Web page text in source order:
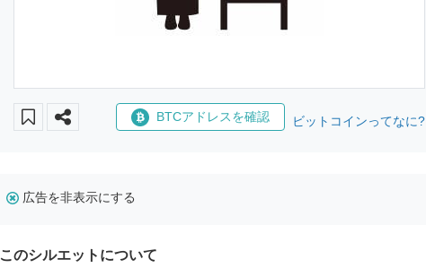
BTCアドレスを確認 ビットコインってなに?
広告を非表示にする
このシルエットについて